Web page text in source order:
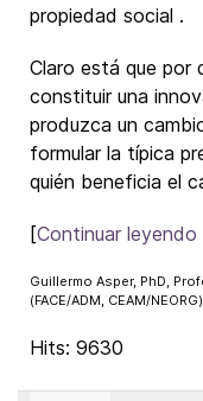
propiedad social .
Claro está que por
constituir una
produzca un
formular la típica
quién beneficia el
[Continuar
Guillermo Asper, PhD,
(FACE/ADM, CEAM/NEORG)
Hits: 9630